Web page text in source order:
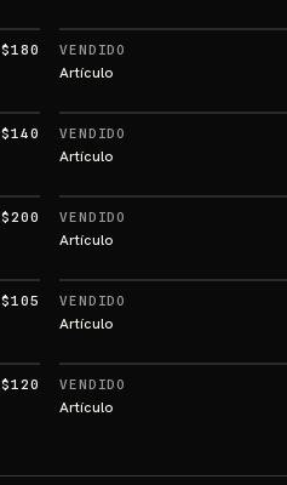
$180 VENDIDO
Artículo
$140 VENDIDO
Artículo
$200 VENDIDO
Artículo
$105 VENDIDO
Artículo
$120 VENDIDO
Artículo